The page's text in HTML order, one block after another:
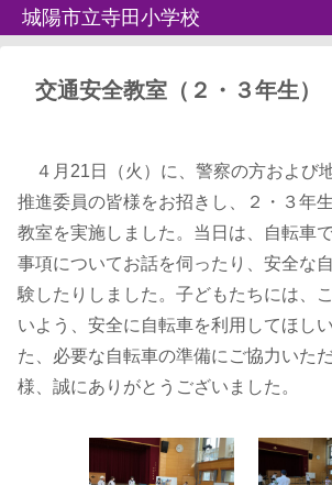
城陽市立寺田小学校
交通安全教室（２・３年生）
４月21日（火）に、警察の方および
推進委員の皆様をお招きし、２・３年
教室を実施しました。当日は、自転車
事項についてお話を伺ったり、安全な
験したりしました。子どもたちには、
いよう、安全に自転車を利用してほし
た、必要な自転車の準備にご協力いた
様、誠にありがとうございました。